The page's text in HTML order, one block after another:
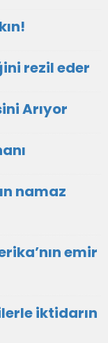
rezil eder
Arıyor
namaz
emir
iktidarın